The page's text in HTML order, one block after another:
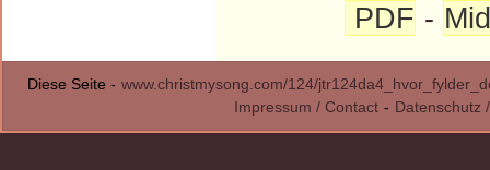
PDF -
Diese Seite - www.christmysong.com/124/
Impressum / Contact - Datenschutz